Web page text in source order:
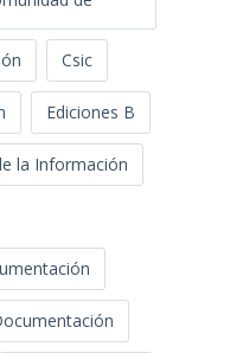
Csic
Ediciones B
la Información